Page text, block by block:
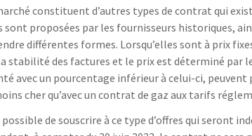
constituent d’autres types de contrat qui
sont proposées par les fournisseurs historiques,
différentes formes. Lorsqu’elles sont à prix
stabilité des factures et le prix est déterminé par
avec un pourcentage inférieur à celui-ci,
cher qu’avec un contrat de gaz aux tarifs
de souscrire à ce type d’offres qui seront